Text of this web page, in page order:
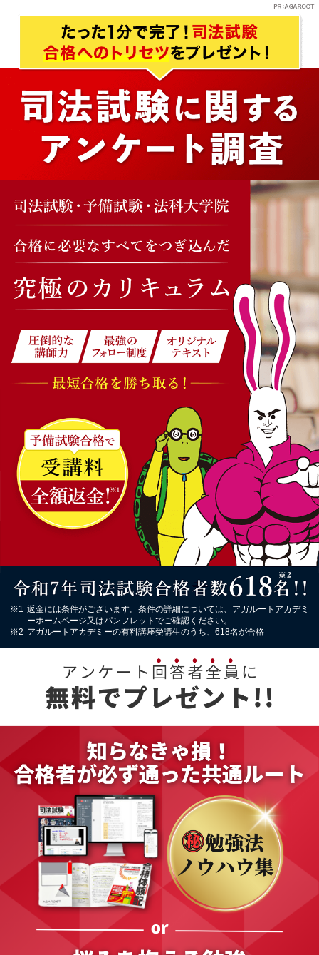
※1 返金には条件がございます。条件の詳細については、アガルートアカデミ
ーホームページ又はパンフレットでご確認ください。
※2 アガルートアカデミーの有料講座受講生のうち、618名が合格